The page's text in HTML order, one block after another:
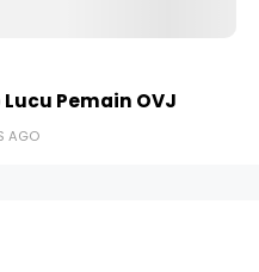
Pemain OVJ
AGO